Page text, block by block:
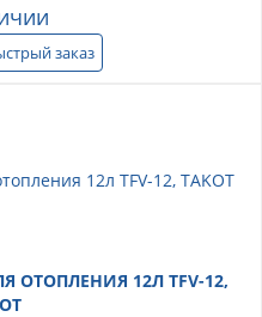
заказ
12Л TFV-12,